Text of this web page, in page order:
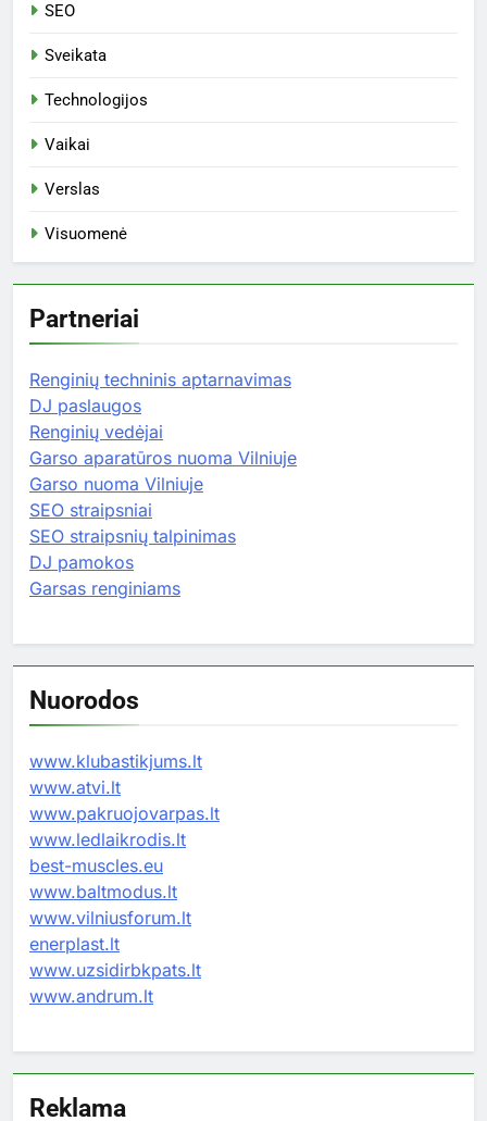
SEO
Sveikata
Technologijos
Vaikai
Verslas
Visuomenė
Partneriai
Renginių techninis aptarnavimas
DJ paslaugos
Renginių vedėjai
Garso aparatūros nuoma Vilniuje
Garso nuoma Vilniuje
SEO straipsniai
SEO straipsnių talpinimas
DJ pamokos
Garsas renginiams
Nuorodos
www.klubastikjums.lt
www.atvi.lt
www.pakruojovarpas.lt
www.ledlaikrodis.lt
best-muscles.eu
www.baltmodus.lt
www.vilniusforum.lt
enerplast.lt
www.uzsidirbkpats.lt
www.andrum.lt
Reklama